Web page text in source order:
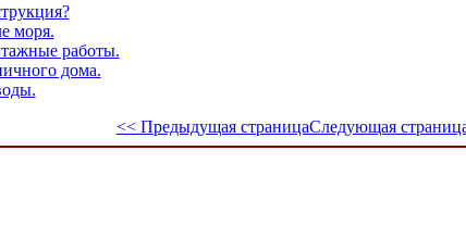
моря.
работы.
дома.
<< Предыдущая страницаСледующая